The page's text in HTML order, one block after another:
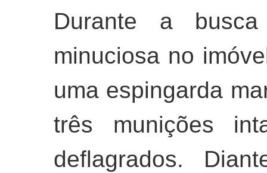
Durante a
minuciosa no
uma espingarda
três munições
deflagrados.